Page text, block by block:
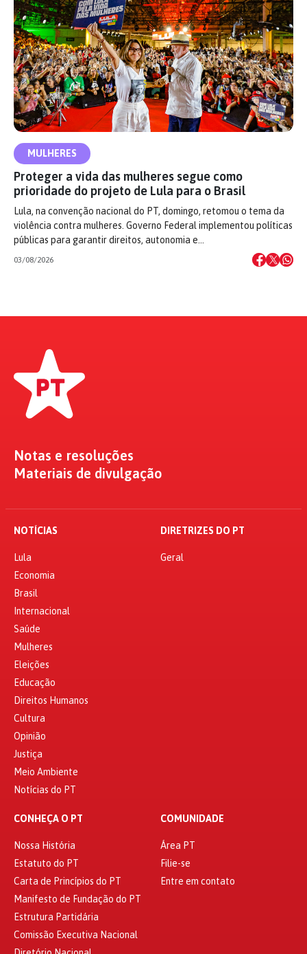
MULHERES
Proteger a vida das mulheres segue como
prioridade do projeto de Lula para o Brasil
Lula, na convenção nacional do PT, domingo, retomou o tema da
violência contra mulheres. Governo Federal implementou políticas
públicas para garantir direitos, autonomia e…
03/08/2026
Notas e resoluções
Materiais de divulgação
NOTÍCIAS
Lula
Economia
Brasil
Internacional
Saúde
Mulheres
Eleições
Educação
Direitos Humanos
Cultura
Opinião
Justiça
Meio Ambiente
Notícias do PT
DIRETRIZES DO PT
Geral
CONHEÇA O PT
Nossa História
Estatuto do PT
Carta de Princípios do PT
Manifesto de Fundação do PT
Estrutura Partidária
Comissão Executiva Nacional
COMUNIDADE
Área PT
Filie-se
Entre em contato